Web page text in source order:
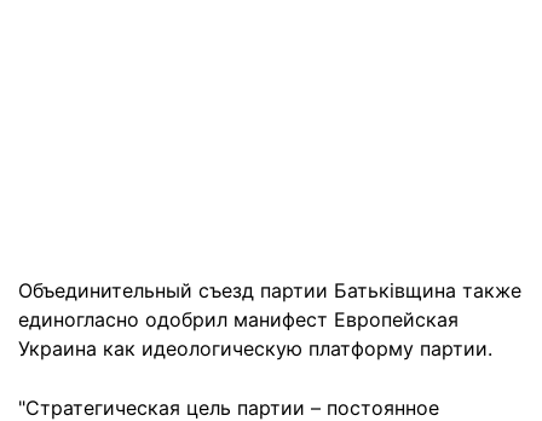
Объединительный съезд партии Батьківщина также
единогласно одобрил манифест Европейская
Украина как идеологическую платформу партии.
"Стратегическая цель партии – постоянное